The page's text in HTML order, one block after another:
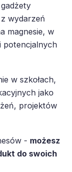
wydarzeń
magnesie, w
potencjalnych
w szkołach,
jako
projektów
- możesz
do swoich